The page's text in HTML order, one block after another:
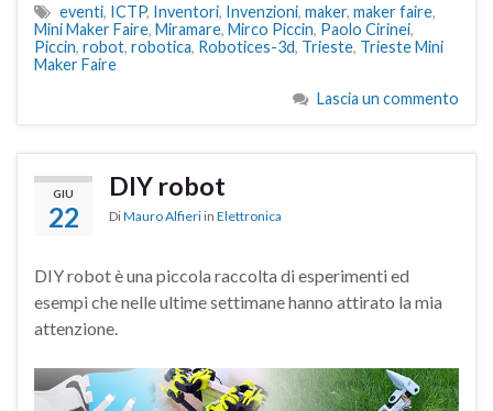
eventi, ICTP, Inventori, Invenzioni, maker, maker faire,
Mini Maker Faire, Miramare, Mirco Piccin, Paolo Cirinei,
Piccin, robot, robotica, Robotices-3d, Trieste, Trieste Mini
Maker Faire
Lascia un commento
GIU
22
DIY robot
DiMauro Alfieri in Elettronica
DIY robot è una piccola raccolta di esperimenti ed
esempi che nelle ultime settimane hanno attirato la mia
attenzione.